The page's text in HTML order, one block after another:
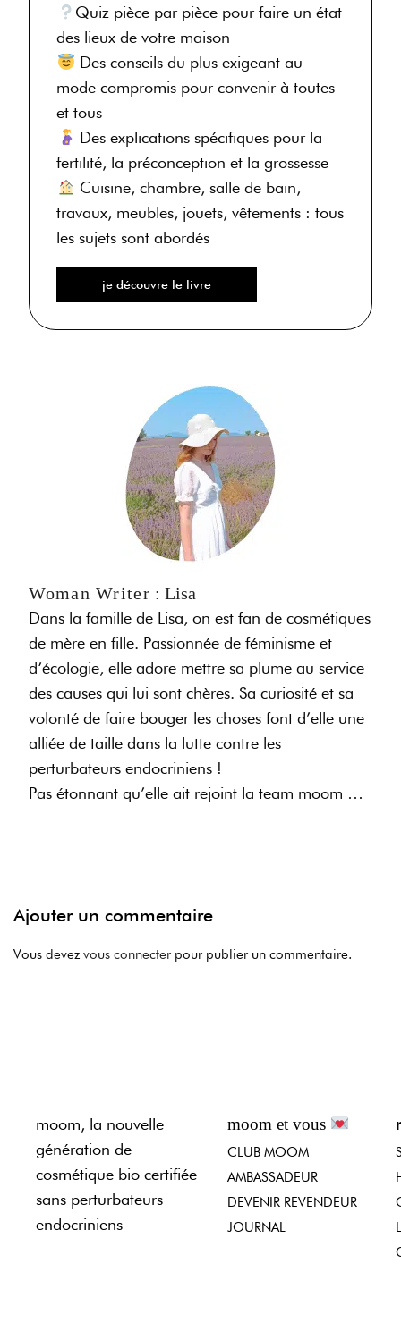
Quiz pièce par pièce pour faire un état
des lieux de votre maison
Des conseils du plus exigeant au
mode compromis pour convenir à toutes
et tous
Des explications spécifiques pour la
fertilité, la préconception et la grossesse
Cuisine, chambre, salle de bain,
travaux, meubles, jouets, vêtements : tous
les sujets sont abordés
je découvre le livre
Woman Writer : Lisa
Dans la famille de Lisa, on est fan de cosmétiques
de mère en fille. Passionnée de féminisme et
d’écologie, elle adore mettre sa plume au service
des causes qui lui sont chères. Sa curiosité et sa
volonté de faire bouger les choses font d’elle une
alliée de taille dans la lutte contre les
perturbateurs endocriniens !
Pas étonnant qu’elle ait rejoint la team moom …
Ajouter un commentaire
Vous devez vous connecter pour publier un commentaire.
moom, la nouvelle
génération de
cosmétique bio certifiée
sans perturbateurs
endocriniens
moom et vous
CLUB MOOM
AMBASSADEUR
DEVENIR REVENDEUR
JOURNAL